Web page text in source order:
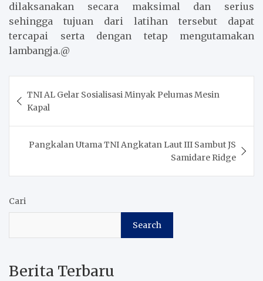
dilaksanakan secara maksimal dan serius
sehingga tujuan dari latihan tersebut dapat
tercapai serta dengan tetap mengutamakan
lambangja.@
navigation
TNI AL Gelar Sosialisasi Minyak Pelumas Mesin
Kapal
Pangkalan Utama TNI Angkatan Laut III Sambut JS
Samidare Ridge
Cari
Search
Berita Terbaru